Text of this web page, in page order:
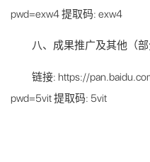
pwd=exw4 提取码: exw4
八、成果推广及其他（部
链接: https://
pwd=5vit 提取码: 5vit